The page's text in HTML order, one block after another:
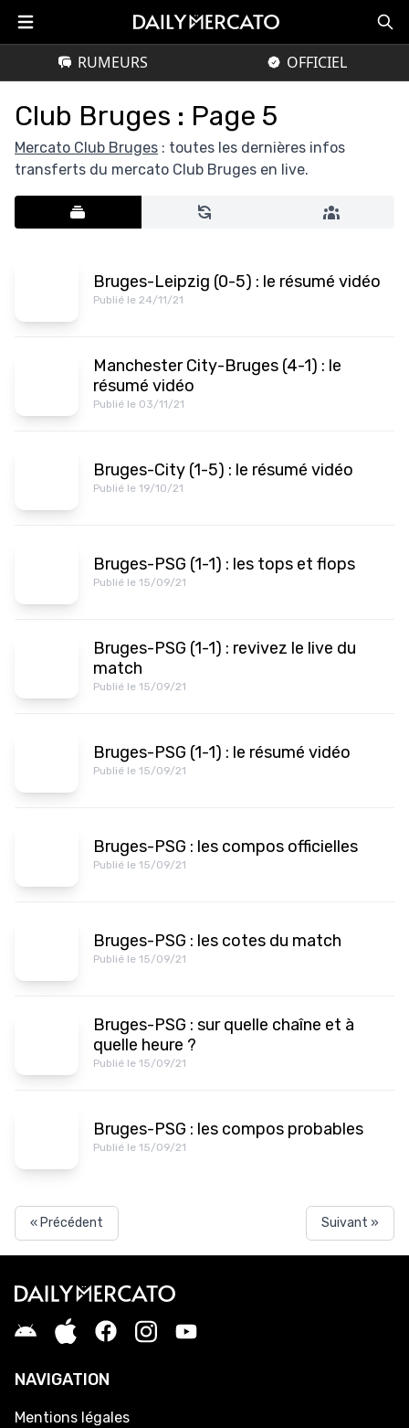
RUMEURS OFFICIEL
Club Bruges : Page 5
Mercato Club Bruges : toutes les dernières infos
transferts du mercato Club Bruges en live.
Bruges-Leipzig (0-5) : le résumé vidéo
Publié le 24/11/21
Manchester City-Bruges (4-1) : le
résumé vidéo
Publié le 03/11/21
Bruges-City (1-5) : le résumé vidéo
Publié le 19/10/21
Bruges-PSG (1-1) : les tops et flops
Publié le 15/09/21
Bruges-PSG (1-1) : revivez le live du
match
Publié le 15/09/21
Bruges-PSG (1-1) : le résumé vidéo
Publié le 15/09/21
Bruges-PSG : les compos officielles
Publié le 15/09/21
Bruges-PSG : les cotes du match
Publié le 15/09/21
Bruges-PSG : sur quelle chaîne et à
quelle heure ?
Publié le 15/09/21
Bruges-PSG : les compos probables
Publié le 15/09/21
« Précédent Suivant »
NAVIGATION
Mentions légales